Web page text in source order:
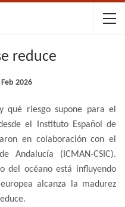
reduce
Feb 2026
qué riesgo supone para el
el Instituto Español de
en colaboración con el
Andalucía (ICMAN-CSIC).
del océano está influyendo
alcanza la madurez